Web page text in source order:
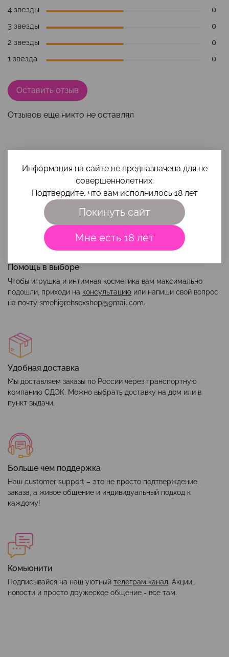
Отзывов еще никто не оставлял
4 звезды
0
3 звезды
0
2 звезды
0
1 звезда
0
Оставить отзыв
Наши преимущества
Помощь в выборе
Чтобы игрушка и интимная косметика вам максимально
подошли, приходи на консультацию или напиши свой вопрос
на почту smehigrehsexshop@gmail.com.
Удобная доставка
Мы доставляем заказы по России через транспортную
компанию СДЭК. Можно выбрать доставку на дом или в
пункт выдачи.
Больше чем поддержка
Наш customer support – это не просто подтверждение
заказа, а живое общение и индивидуальный подход к
каждому!
Комьюнити
Подписывайся на наш уютный телеграм канал. Акции,
новости и просто дружеское общение - все там.
Информация на сайте не предназначена для не
совершеннолетних.
Подтвердите, что вам исполнилось 18 лет
Покинуть сайт
Мне есть 18 лет